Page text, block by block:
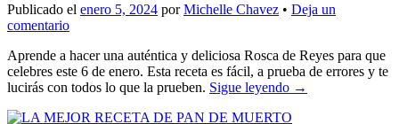
Publicado el enero 5, 2024 porMichelle Chavez • Deja un
comentario
Aprende a hacer una auténtica y deliciosa Rosca de Reyes para que
celebres este 6 de enero. Esta receta es fácil, a prueba de errores y te
lucirás con todos lo que la prueben. Sigue leyendo →